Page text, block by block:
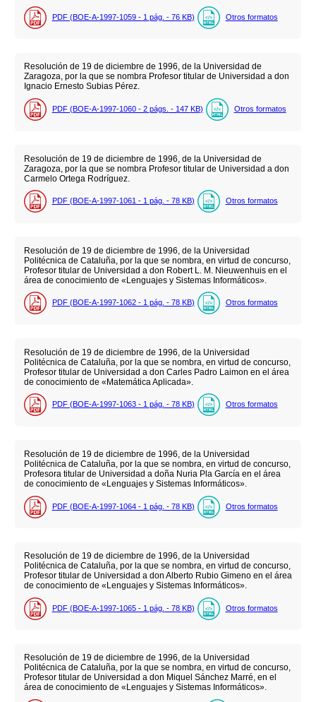
PDF (BOE-A-1997-1059 - 1 pág. - 76 KB) Otros formatos
Resolución de 19 de diciembre de 1996, de la Universidad de
Zaragoza, por la que se nombra Profesor titular de Universidad a don
Ignacio Ernesto Subias Pérez.
PDF (BOE-A-1997-1060 - 2 págs. - 147 KB) Otros formatos
Resolución de 19 de diciembre de 1996, de la Universidad de
Zaragoza, por la que se nombra Profesor titular de Universidad a don
Carmelo Ortega Rodríguez.
PDF (BOE-A-1997-1061 - 1 pág. - 78 KB) Otros formatos
Resolución de 19 de diciembre de 1996, de la Universidad
Politécnica de Cataluña, por la que se nombra, en virtud de concurso,
Profesor titular de Universidad a don Robert L. M. Nieuwenhuis en el
área de conocimiento de «Lenguajes y Sistemas Informáticos».
PDF (BOE-A-1997-1062 - 1 pág. - 78 KB) Otros formatos
Resolución de 19 de diciembre de 1996, de la Universidad
Politécnica de Cataluña, por la que se nombra, en virtud de concurso,
Profesor titular de Universidad a don Carles Padro Laimon en el área
de conocimiento de «Matemática Aplicada».
PDF (BOE-A-1997-1063 - 1 pág. - 78 KB) Otros formatos
Resolución de 19 de diciembre de 1996, de la Universidad
Politécnica de Cataluña, por la que se nombra, en virtud de concurso,
Profesora titular de Universidad a doña Nuria Pla García en el área
de conocimiento de «Lenguajes y Sistemas Informáticos».
PDF (BOE-A-1997-1064 - 1 pág. - 78 KB) Otros formatos
Resolución de 19 de diciembre de 1996, de la Universidad
Politécnica de Cataluña, por la que se nombra, en virtud de concurso,
Profesor titular de Universidad a don Alberto Rubio Gimeno en el área
de conocimiento de «Lenguajes y Sistemas Informáticos».
PDF (BOE-A-1997-1065 - 1 pág. - 78 KB) Otros formatos
Resolución de 19 de diciembre de 1996, de la Universidad
Politécnica de Cataluña, por la que se nombra, en virtud de concurso,
Profesor titular de Universidad a don Miquel Sánchez Marré, en el
área de conocimiento de «Lenguajes y Sistemas Informáticos».